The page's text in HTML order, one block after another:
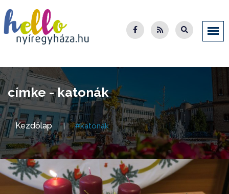
címke - katonák
Kezdőlap #katonák